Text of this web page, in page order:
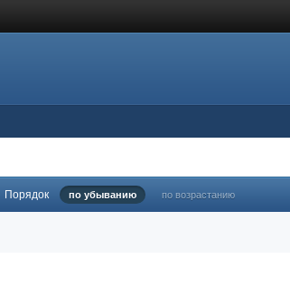
Порядок по убыванию по возрастанию